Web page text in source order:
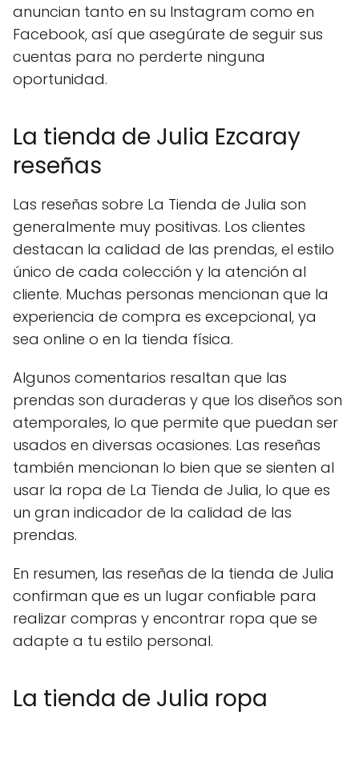
anuncian tanto en su Instagram como en
Facebook, así que asegúrate de seguir sus
cuentas para no perderte ninguna
oportunidad.
La tienda de Julia Ezcaray
reseñas
Las reseñas sobre La Tienda de Julia son
generalmente muy positivas. Los clientes
destacan la calidad de las prendas, el estilo
único de cada colección y la atención al
cliente. Muchas personas mencionan que la
experiencia de compra es excepcional, ya
sea online o en la tienda física.
Algunos comentarios resaltan que las
prendas son duraderas y que los diseños son
atemporales, lo que permite que puedan ser
usados en diversas ocasiones. Las reseñas
también mencionan lo bien que se sienten al
usar la ropa de La Tienda de Julia, lo que es
un gran indicador de la calidad de las
prendas.
En resumen, las reseñas de la tienda de Julia
confirman que es un lugar confiable para
realizar compras y encontrar ropa que se
adapte a tu estilo personal.
La tienda de Julia ropa